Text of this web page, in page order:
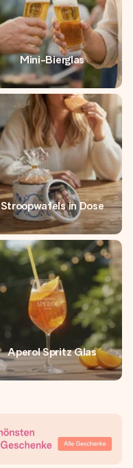
Mini-Bierglas
Stroopwafels in Dose
Aperol Spritz Glas